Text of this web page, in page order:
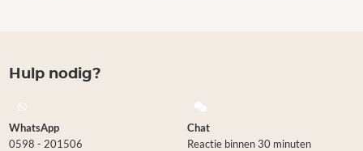
Hulp nodig?
WhatsApp
0598 - 201506
Chat
Reactie binnen 30 minuten